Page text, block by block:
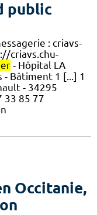
public
: criavs-
criavs.chu-
- Hôpital LA
- Bâtiment 1 [...] 1
- 34295
33 85 77
Occitanie,